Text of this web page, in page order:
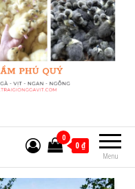
Menu
0
0 ₫